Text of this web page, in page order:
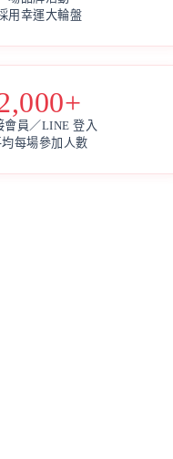
用幸運大輪盤
會員／LINE 登入
均每場參加人數